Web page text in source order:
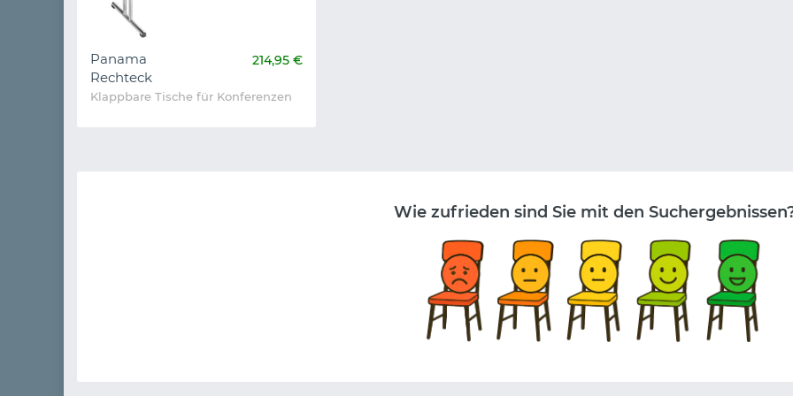
Panama
Rechteck
214,95 €
Klappbare Tische für Konferenzen
Wie zufrieden sind Sie mit den